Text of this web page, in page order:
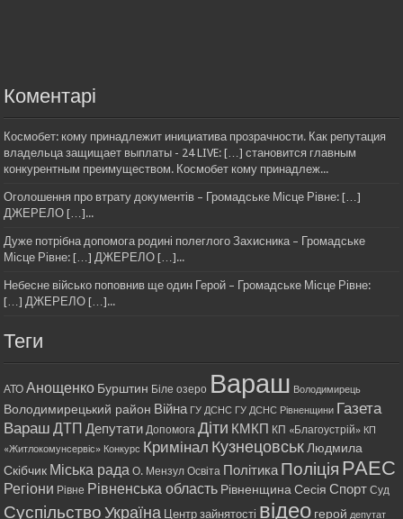
Коментарі
Космобет: кому принадлежит инициатива прозрачности. Как репутация
владельца защищает выплаты - 24 LIVE: […] становится главным
конкурентным преимуществом. Космобет кому принадлеж...
Оголошення про втрату документів – Громадське Місце Рівне: […]
ДЖЕРЕЛО […]...
Дуже потрібна допомога родині полеглого Захисника – Громадське
Місце Рівне: […] ДЖЕРЕЛО […]...
Небесне військо поповнив ще один Герой – Громадське Місце Рівне:
[…] ДЖЕРЕЛО […]...
Теги
АТО Анощенко Бурштин Біле озеро Вараш Володимирець
Володимирецький район Війна ГУ ДСНС ГУ ДСНС Рівненщини Газета
Вараш ДТП Депутати Допомога Діти КМКП КП «Благоустрій» КП
«Житлокомунсервіс» Конкурс Кримінал Кузнецовськ Людмила
Скібчик Міська рада О. Мензул Освіта ПолітикаПоліція РАЕС
Регіони Рівне Рівненська область Рівненщина Сесія Спорт Суд
Суспільство Україна Центр зайнятості відео герой депутат